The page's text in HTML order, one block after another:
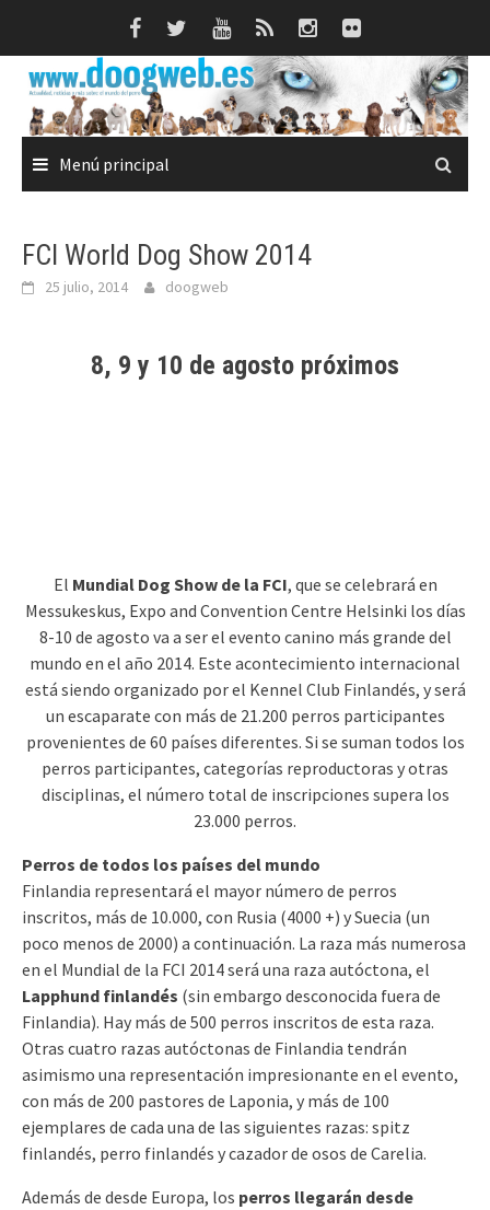
Menú principal
FCI World Dog Show 2014
25 julio, 2014 doogweb
8, 9 y 10 de agosto próximos
El Mundial Dog Show de la FCI, que se celebrará en
Messukeskus, Expo and Convention Centre Helsinki los días
8-10 de agosto va a ser el evento canino más grande del
mundo en el año 2014. Este acontecimiento internacional
está siendo organizado por el Kennel Club Finlandés, y será
un escaparate con más de 21.200 perros participantes
provenientes de 60 países diferentes. Si se suman todos los
perros participantes, categorías reproductoras y otras
disciplinas, el número total de inscripciones supera los
23.000 perros.
Perros de todos los países del mundo
Finlandia representará el mayor número de perros
inscritos, más de 10.000, con Rusia (4000 +) y Suecia (un
poco menos de 2000) a continuación. La raza más numerosa
en el Mundial de la FCI 2014 será una raza autóctona, el
Lapphund finlandés (sin embargo desconocida fuera de
Finlandia). Hay más de 500 perros inscritos de esta raza.
Otras cuatro razas autóctonas de Finlandia tendrán
asimismo una representación impresionante en el evento,
con más de 200 pastores de Laponia, y más de 100
ejemplares de cada una de las siguientes razas: spitz
finlandés, perro finlandés y cazador de osos de Carelia.
Además de desde Europa, los perros llegarán desde